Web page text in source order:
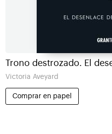
Trono destrozado. El
Victoria Aveyard
Comprar en papel